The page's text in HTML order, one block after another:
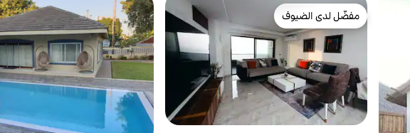
مفضّل لدى الضيوف
مفضّل لدى الضيوف